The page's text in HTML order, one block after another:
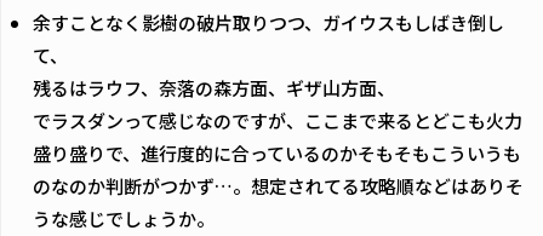
余すことなく影樹の破片取りつつ、ガイウスもしばき倒し
て、
残るはラウフ、奈落の森方面、ギザ山方面、
でラスダンって感じなのですが、ここまで来るとどこも火力
盛り盛りで、進行度的に合っているのかそもそもこういうも
のなのか判断がつかず…。想定されてる攻略順などはありそ
うな感じでしょうか。